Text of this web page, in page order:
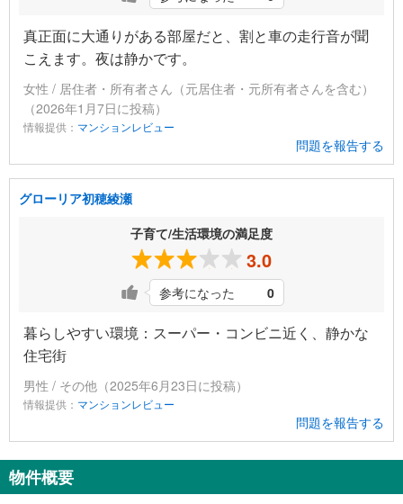
真正面に大通りがある部屋だと、割と車の走行音が聞
こえます。夜は静かです。
女性 / 居住者・所有者さん（元居住者・元所有者さんを含む）
（2026年1月7日に投稿）
情報提供： マンションレビュー
問題を報告する
グローリア初穂綾瀬
子育て/生活環境の満足度
3.0
参考になった 0
暮らしやすい環境：スーパー・コンビニ近く、静かな
住宅街
男性 / その他（2025年6月23日に投稿）
情報提供： マンションレビュー
問題を報告する
物件概要